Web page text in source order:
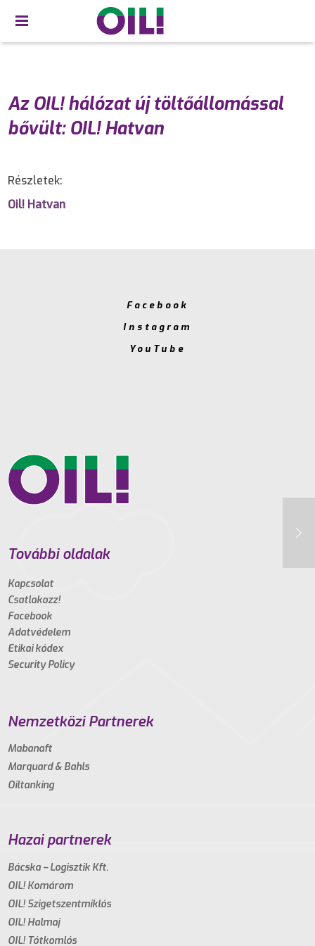
Az OIL! hálózat új töltőállomással
bővült: OIL! Hatvan
Részletek:
Oil! Hatvan
Facebook
Instagram
YouTube
További oldalak
Kapcsolat
Csatlakozz!
Facebook
Adatvédelem
Etikai kódex
Security Policy
Nemzetközi Partnerek
Mabanaft
Marquard & Bahls
Oiltanking
Hazai partnerek
Bácska – Logisztik Kft.
OIL! Komárom
OIL! Szigetszentmiklós
OIL! Halmaj
OIL! Tótkomlós